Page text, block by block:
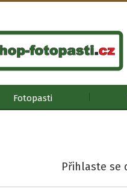
Fotopasti
Přihlaste se